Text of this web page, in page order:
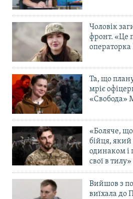
Чоловік
фронт. «Це
операторка
Та, що
мріє
«Свобода»
«Боляче,
бійця, який
одинаком і
свої в
Вийшов з
виїхала до